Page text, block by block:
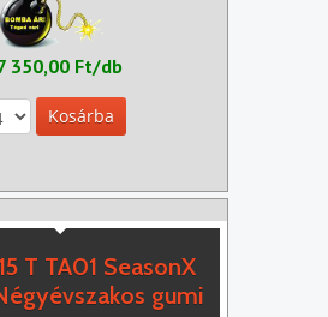
350,00 Ft/db
T TA01 SeasonX
gumi